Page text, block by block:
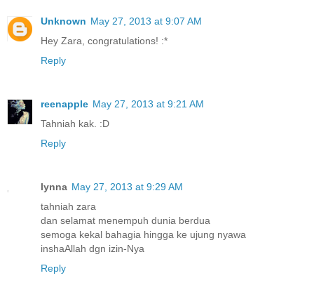
Unknown May 27, 2013 at 9:07 AM
Hey Zara, congratulations! :*
Reply
reenapple May 27, 2013 at 9:21 AM
Tahniah kak. :D
Reply
lynna May 27, 2013 at 9:29 AM
tahniah zara
dan selamat menempuh dunia berdua
semoga kekal bahagia hingga ke ujung nyawa
inshaAllah dgn izin-Nya
Reply